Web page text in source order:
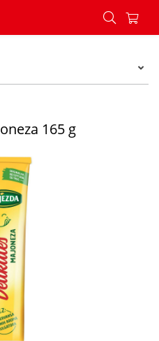
majoneza 165 g - Konzum
165 g